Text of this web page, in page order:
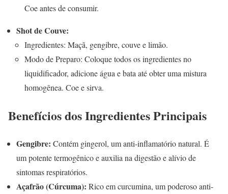
Coe antes de consumir.
Shot de Couve:
Ingredientes: Maçã, gengibre, couve e limão.
Modo de Preparo: Coloque todos os ingredientes no
liquidificador, adicione água e bata até obter uma mistura
homogênea. Coe e sirva.
Benefícios dos Ingredientes Principais
Gengibre: Contém gingerol, um anti-inflamatório natural. É
um potente termogênico e auxilia na digestão e alívio de
sintomas respiratórios.
Açafrão (Cúrcuma): Rico em curcumina, um poderoso anti-